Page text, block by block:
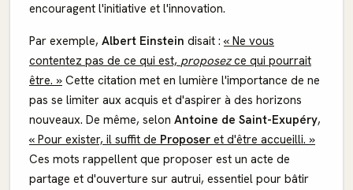
encouragent l'initiative et l'innovation.
Par exemple, Albert Einstein disait : « Ne vous
contentez pas de ce qui est, proposezce qui pourrait
être. » Cette citation met en lumière l'importance de ne
pas se limiter aux acquis et d'aspirer à des horizons
nouveaux. De même, selon Antoine de Saint-Exupéry,
« Pour exister, il suffit de Proposer et d'être accueilli. »
Ces mots rappellent que proposer est un acte de
partage et d'ouverture sur autrui, essentiel pour bâtir